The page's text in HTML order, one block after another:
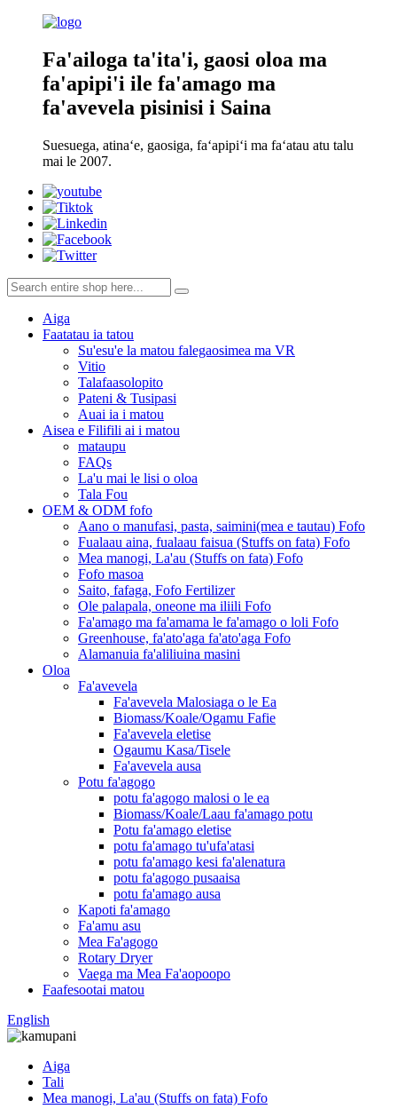
Fa'ailoga ta'ita'i, gaosi oloa ma
fa'apipi'i ile fa'amago ma
fa'avevela pisinisi i Saina
Suesuega, atinaʻe, gaosiga, faʻapipiʻi ma faʻatau atu talu
mai le 2007.
Aiga
Faatatau ia tatou
Su'esu'e la matou falegaosimea ma VR
Vitio
Talafaasolopito
Pateni & Tusipasi
Auai ia i matou
Aisea e Filifili ai i matou
mataupu
FAQs
La'u mai le lisi o oloa
Tala Fou
OEM & ODM fofo
Aano o manufasi, pasta, saimini(mea e tautau) Fofo
Fualaau aina, fualaau faisua (Stuffs on fata) Fofo
Mea manogi, La'au (Stuffs on fata) Fofo
Fofo masoa
Saito, fafaga, Fofo Fertilizer
Ole palapala, oneone ma iliili Fofo
Fa'amago ma fa'amama le fa'amago o loli Fofo
Greenhouse, fa'ato'aga fa'ato'aga Fofo
Alamanuia fa'aliliuina masini
Oloa
Fa'avevela
Fa'avevela Malosiaga o le Ea
Biomass/Koale/Ogamu Fafie
Fa'avevela eletise
Ogaumu Kasa/Tisele
Fa'avevela ausa
Potu fa'agogo
potu fa'agogo malosi o le ea
Biomass/Koale/Laau fa'amago potu
Potu fa'amago eletise
potu fa'amago tu'ufa'atasi
potu fa'amago kesi fa'alenatura
potu fa'agogo pusaaisa
potu fa'amago ausa
Kapoti fa'amago
Fa'amu asu
Mea Fa'agogo
Rotary Dryer
Vaega ma Mea Fa'aopoopo
Faafesootai matou
English
Aiga
Tali
Mea manogi, La'au (Stuffs on fata) Fofo